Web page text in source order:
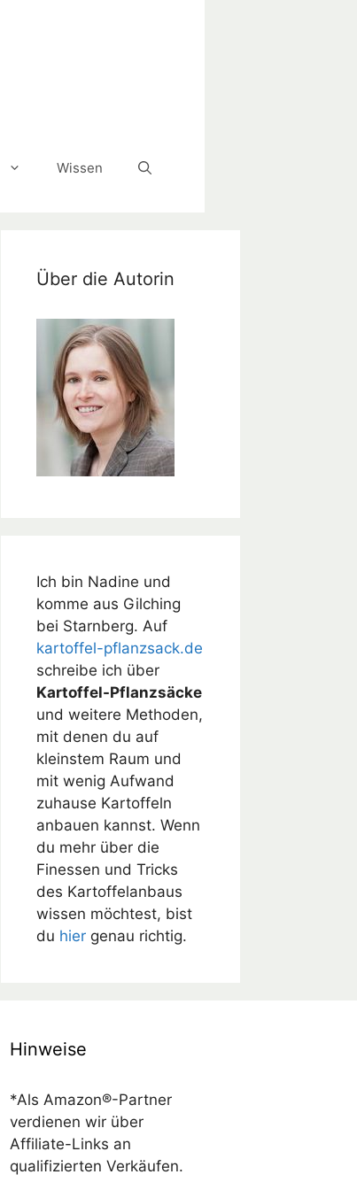
Wissen
Über die Autorin
Ich bin Nadine und
komme aus Gilching
bei Starnberg. Auf
kartoffel-pflanzsack.de
schreibe ich über
Kartoffel-Pflanzsäcke
und weitere Methoden,
mit denen du auf
kleinstem Raum und
mit wenig Aufwand
zuhause Kartoffeln
anbauen kannst. Wenn
du mehr über die
Finessen und Tricks
des Kartoffelanbaus
wissen möchtest, bist
du hier genau richtig.
Hinweise
*Als Amazon®-Partner
verdienen wir über
Affiliate-Links an
qualifizierten Verkäufen.